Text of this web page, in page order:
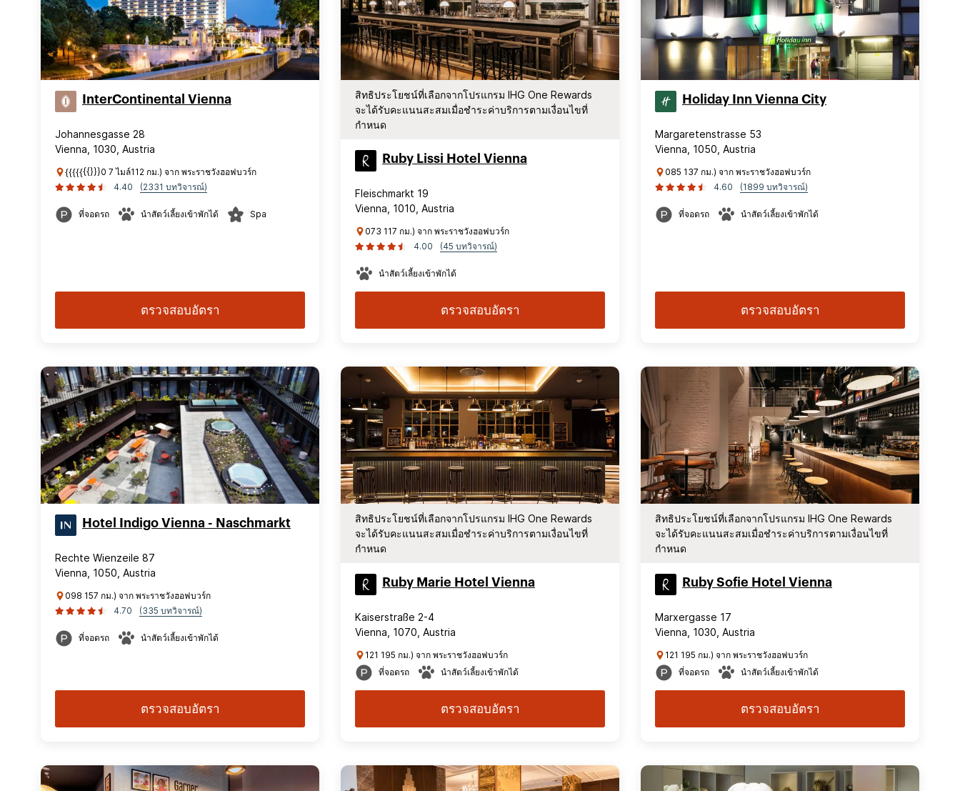
InterContinental Vienna
Johannesgasse 28
Vienna, 1030, Austria
{{{{{{{}}}0 7 ไมล์112 กม.) จาก พระราชวังฮอฟบวร์ก
4.40
(2331 บทวิจารณ์)
ที่จอดรถ นำสัตว์เลี้ยงเข้าพักได้ Spa
ตรวจสอบอัตรา
สิทธิประโยชน์ที่เลือกจากโปรแกรม IHG One Rewards
จะได้รับคะแนนสะสมเมื่อชำระค่าบริการตามเงื่อนไขที่
กำหนด
Ruby Lissi Hotel Vienna
Fleischmarkt 19
Vienna, 1010, Austria
073 117 กม.) จาก พระราชวังฮอฟบวร์ก
4.00
(45 บทวิจารณ์)
นำสัตว์เลี้ยงเข้าพักได้
ตรวจสอบอัตรา
Holiday Inn Vienna City
Margaretenstrasse 53
Vienna, 1050, Austria
085 137 กม.) จาก พระราชวังฮอฟบวร์ก
4.60
(1899 บทวิจารณ์)
ที่จอดรถ นำสัตว์เลี้ยงเข้าพักได้
ตรวจสอบอัตรา
Hotel Indigo Vienna - Naschmarkt
Rechte Wienzeile 87
Vienna, 1050, Austria
098 157 กม.) จาก พระราชวังฮอฟบวร์ก
4.70
(335 บทวิจารณ์)
ที่จอดรถ นำสัตว์เลี้ยงเข้าพักได้
ตรวจสอบอัตรา
สิทธิประโยชน์ที่เลือกจากโปรแกรม IHG One Rewards
จะได้รับคะแนนสะสมเมื่อชำระค่าบริการตามเงื่อนไขที่
กำหนด
Ruby Marie Hotel Vienna
Kaiserstraße 2-4
Vienna, 1070, Austria
121 195 กม.) จาก พระราชวังฮอฟบวร์ก
ที่จอดรถ
นำสัตว์เลี้ยงเข้าพักได้
ตรวจสอบอัตรา
สิทธิประโยชน์ที่เลือกจากโปรแกรม IHG One Rewards
จะได้รับคะแนนสะสมเมื่อชำระค่าบริการตามเงื่อนไขที่
กำหนด
Ruby Sofie Hotel Vienna
Marxergasse 17
Vienna, 1030, Austria
121 195 กม.) จาก พระราชวังฮอฟบวร์ก
ที่จอดรถ
นำสัตว์เลี้ยงเข้าพักได้
ตรวจสอบอัตรา